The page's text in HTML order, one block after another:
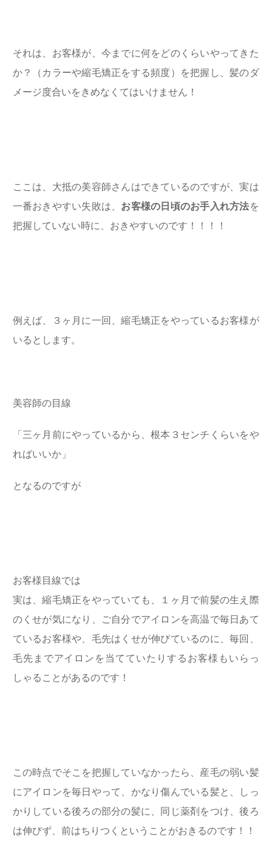
それは、お客様が、今までに何をどのくらいやってきた
か？（カラーや縮毛矯正をする頻度）を把握し、髪のダ
メージ度合いをきめなくてはいけません！
ここは、大抵の美容師さんはできているのですが、実は
一番おきやすい失敗は、 お客様の日頃のお手入れ方法を
把握していない時に、おきやすいのです！！！！
例えば、３ヶ月に一回、縮毛矯正をやっているお客様が
いるとします。
美容師の目線
「三ヶ月前にやっているから、根本３センチくらいをや
ればいいか」
となるのですが
お客様目線では
実は、縮毛矯正をやっていても、１ヶ月で前髪の生え際
のくせが気になり、ご自分でアイロンを高温で毎日あて
ているお客様や、毛先はくせが伸びているのに、毎回、
毛先までアイロンを当てていたりするお客様もいらっ
しゃることがあるのです！
この時点でそこを把握していなかったら、産毛の弱い髪
にアイロンを毎日やって、かなり傷んでいる髪と、しっ
かりしている後ろの部分の髪に、同じ薬剤をつけ、後ろ
は伸びず、前はちりつくということがおきるのです！！